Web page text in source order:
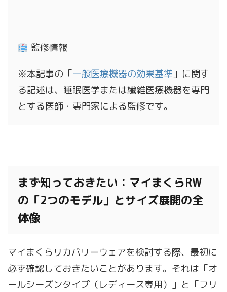
監修情報
※本記事の「一般医療機器の効果基準」に関す
る記述は、睡眠医学または繊維医療機器を専門
とする医師・専門家による監修です。
まず知っておきたい：マイまくらRW
の「2つのモデル」とサイズ展開の全
体像
マイまくらリカバリーウェアを検討する際、最初に
必ず確認しておきたいことがあります。それは「オ
ールシーズンタイプ（レディース専用）」と「フリ